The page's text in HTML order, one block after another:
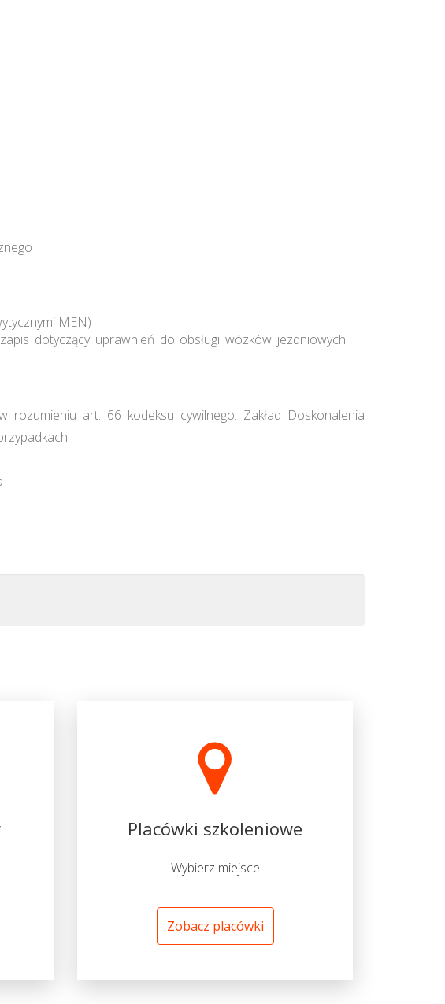
MEN)
dotyczący uprawnień do obsługi wózków jezdniowych
art. 66 kodeksu cywilnego. Zakład Doskonalenia
Placówki szkoleniowe
Wybierz miejsce
Zobacz placówki